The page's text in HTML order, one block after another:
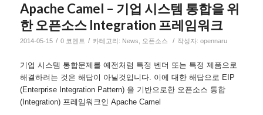
Apache Camel – 기업 시스템 통합을 위
한 오픈소스 Integration 프레임워크
2014-05-15 / 0 코멘트 / 카테고리: News, 오픈소스 / 작성자: opennaru
기업 시스템 통합문제를 예전처럼 특정 벤더 또는 특정 제품으로
해결하려는 것은 해답이 아닐것입니다. 이에 대한 해답으로 EIP
(Enterprise Integration Pattern) 을 기반으로한 오픈소스 통합
(Integration) 프레임워크인 Apache Camel